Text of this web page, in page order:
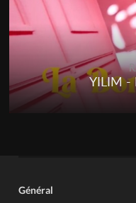
YILIM -
Général